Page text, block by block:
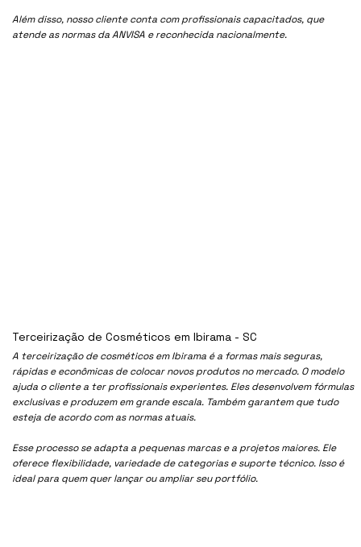
Além disso, nosso cliente conta com profissionais capacitados, que
atende as normas da ANVISA e reconhecida nacionalmente.
A terceirização de cosméticos em Ibirama é a formas mais seguras,
rápidas e econômicas de colocar novos produtos no mercado. O modelo
ajuda o cliente a ter profissionais experientes. Eles desenvolvem fórmulas
exclusivas e produzem em grande escala. Também garantem que tudo
esteja de acordo com as normas atuais.
Esse processo se adapta a pequenas marcas e a projetos maiores. Ele
oferece flexibilidade, variedade de categorias e suporte técnico. Isso é
ideal para quem quer lançar ou ampliar seu portfólio.
Terceirização de Cosméticos em Ibirama - SC